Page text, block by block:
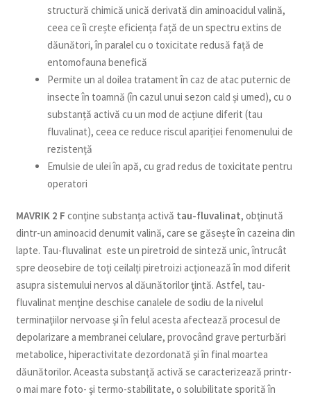
structură chimică unică derivată din aminoacidul valină,
ceea ce îi crește eficiența față de un spectru extins de
dăunători, în paralel cu o toxicitate redusă față de
entomofauna benefică
Permite un al doilea tratament în caz de atac puternic de
insecte în toamnă (în cazul unui sezon cald și umed), cu o
substanță activă cu un mod de acțiune diferit (tau
fluvalinat), ceea ce reduce riscul apariției fenomenului de
rezistență
Emulsie de ulei în apă, cu grad redus de toxicitate pentru
operatori
MAVRIK 2 F conţine substanţa activă tau-fluvalinat, obţinută
dintr-un aminoacid denumit valină, care se găseşte în cazeina din
lapte. Tau-fluvalinat este un piretroid de sinteză unic, întrucât
spre deosebire de toţi ceilalţi piretroizi acţionează în mod diferit
asupra sistemului nervos al dăunătorilor ţintă. Astfel, tau-
fluvalinat menţine deschise canalele de sodiu de la nivelul
terminaţiilor nervoase şi în felul acesta afectează procesul de
depolarizare a membranei celulare, provocând grave perturbări
metabolice, hiperactivitate dezordonată şi în final moartea
dăunătorilor. Aceasta substanţă activă se caracterizează printr-
o mai mare foto- şi termo-stabilitate, o solubilitate sporită în